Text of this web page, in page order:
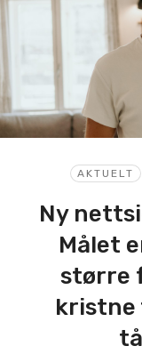
AKTUELT
Ny
Målet
større
kristne